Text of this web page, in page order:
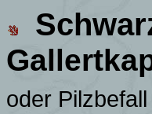
oder